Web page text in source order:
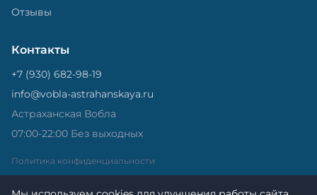
Отзывы
Контакты
+7 (930) 682-98-19
info@vobla-astrahanskaya.ru
Астраханская Вобла
07:00-22:00 Без выходных
Политика конфиденциальности